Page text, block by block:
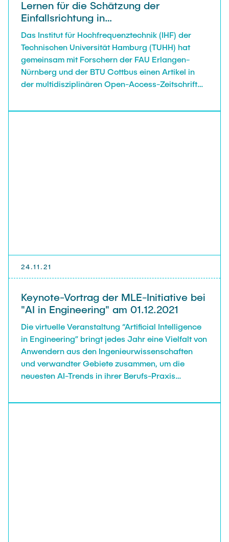
Lernen für die Schätzung der
Einfallsrichtung in
Automobilradarsystemen veröffentlicht
Das Institut für Hochfrequenztechnik (IHF) der
Technischen Universität Hamburg (TUHH) hat
gemeinsam mit Forschern der FAU Erlangen-
Nürnberg und der BTU Cottbus einen Artikel in
der multidisziplinären Open-Access-Zeitschrift
Einsatzmöglichkeiten von maschinellem Lernen
24.11.21
Keynote-Vortrag der MLE-Initiative bei
"AI in Engineering" am 01.12.2021
Die virtuelle Veranstaltung “Artificial Intelligence
in Engineering” bringt jedes Jahr eine Vielfalt von
Anwendern aus den Ingenieurwissenschaften
und verwandter Gebiete zusammen, um die
neuesten AI-Trends in ihrer Berufs-Praxis
eröffnet durch die Keynote “Machine Learning in